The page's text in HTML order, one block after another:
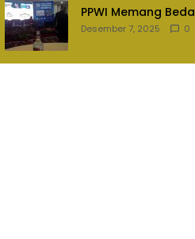
PPWI Memang Beda
Desember 7, 2025 0